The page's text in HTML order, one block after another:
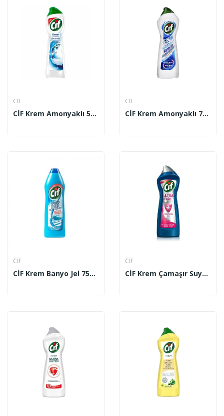
CİF
CİF Krem Amonyaklı 500 Ml
CİF
CİF Krem Amonyaklı 750 Ml
CİF
CİF Krem Banyo Jel 750 Ml
CİF
CİF Krem Çamaşır Suyu Katkılı